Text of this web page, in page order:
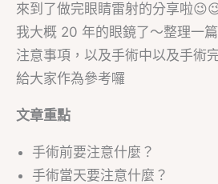
來到了做完眼睛雷射的分享啦
我大概 20 年的眼鏡了～整理一
注意事項，以及手術中以及手術
給大家作為參考囉
文章重點
手術前要注意什麼？
手術當天要注意什麼？